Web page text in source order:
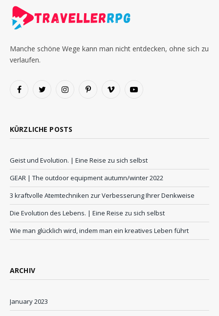
Manche schöne Wege kann man nicht entdecken, ohne sich zu
verlaufen.
FacebookTwitter InstagramPinterestVimeo YouTube
KÜRZLICHE POSTS
Geist und Evolution. | Eine Reise zu sich selbst
GEAR | The outdoor equipment autumn/winter 2022
3 kraftvolle Atemtechniken zur Verbesserung Ihrer Denkweise
Die Evolution des Lebens. | Eine Reise zu sich selbst
Wie man glücklich wird, indem man ein kreatives Leben führt
ARCHIV
January 2023